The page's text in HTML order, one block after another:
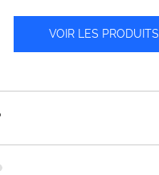
VOIR LES PRODUITS